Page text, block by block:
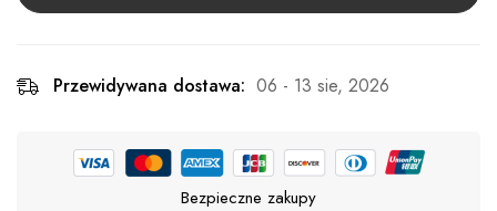
Przewidywana dostawa: 06 - 13 sie, 2026
Bezpieczne zakupy